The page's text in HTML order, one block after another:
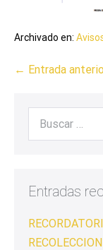
Archivado en:
← Entrada
Entradas